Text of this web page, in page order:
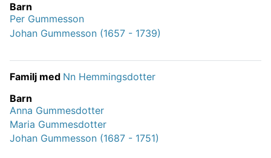
Barn
Per Gummesson
Johan Gummesson (1657 - 1739)
Familj med Nn Hemmingsdotter
Barn
Anna Gummesdotter
Maria Gummesdotter
Johan Gummesson (1687 - 1751)